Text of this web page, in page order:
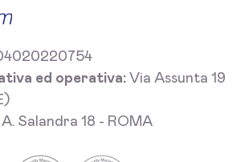
ed operativa: Via Assunta 19
Salandra 18 - ROMA